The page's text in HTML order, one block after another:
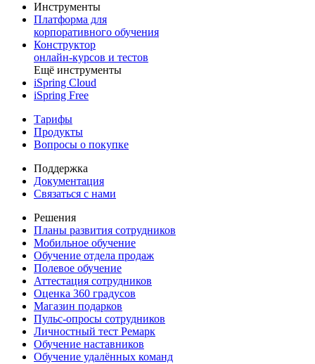
Инструменты
Платформа для
корпоративного обучения
Конструктор
онлайн-курсов и тестов
Ещё инструменты
iSpring Cloud
iSpring Free
Тарифы
Продукты
Вопросы о покупке
Поддержка
Документация
Связаться с нами
Решения
Планы развития сотрудников
Мобильное обучение
Обучение отдела продаж
Полевое обучение
Аттестация сотрудников
Оценка 360 градусов
Магазин подарков
Пульс-опросы сотрудников
Личностный тест Ремарк
Обучение наставников
Обучение удалённых команд